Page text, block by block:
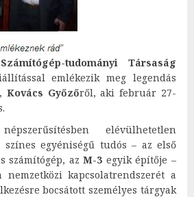
tudományi Társaság
emlékezik meg legendás
Kovács Győzőről, aki február 27-
elévülhetetlen
színes egyéniségű tudós – az első
számítógép, azM-3 egyik építője –
kapcsolatrendszerét a
bocsátott személyes tárgyak